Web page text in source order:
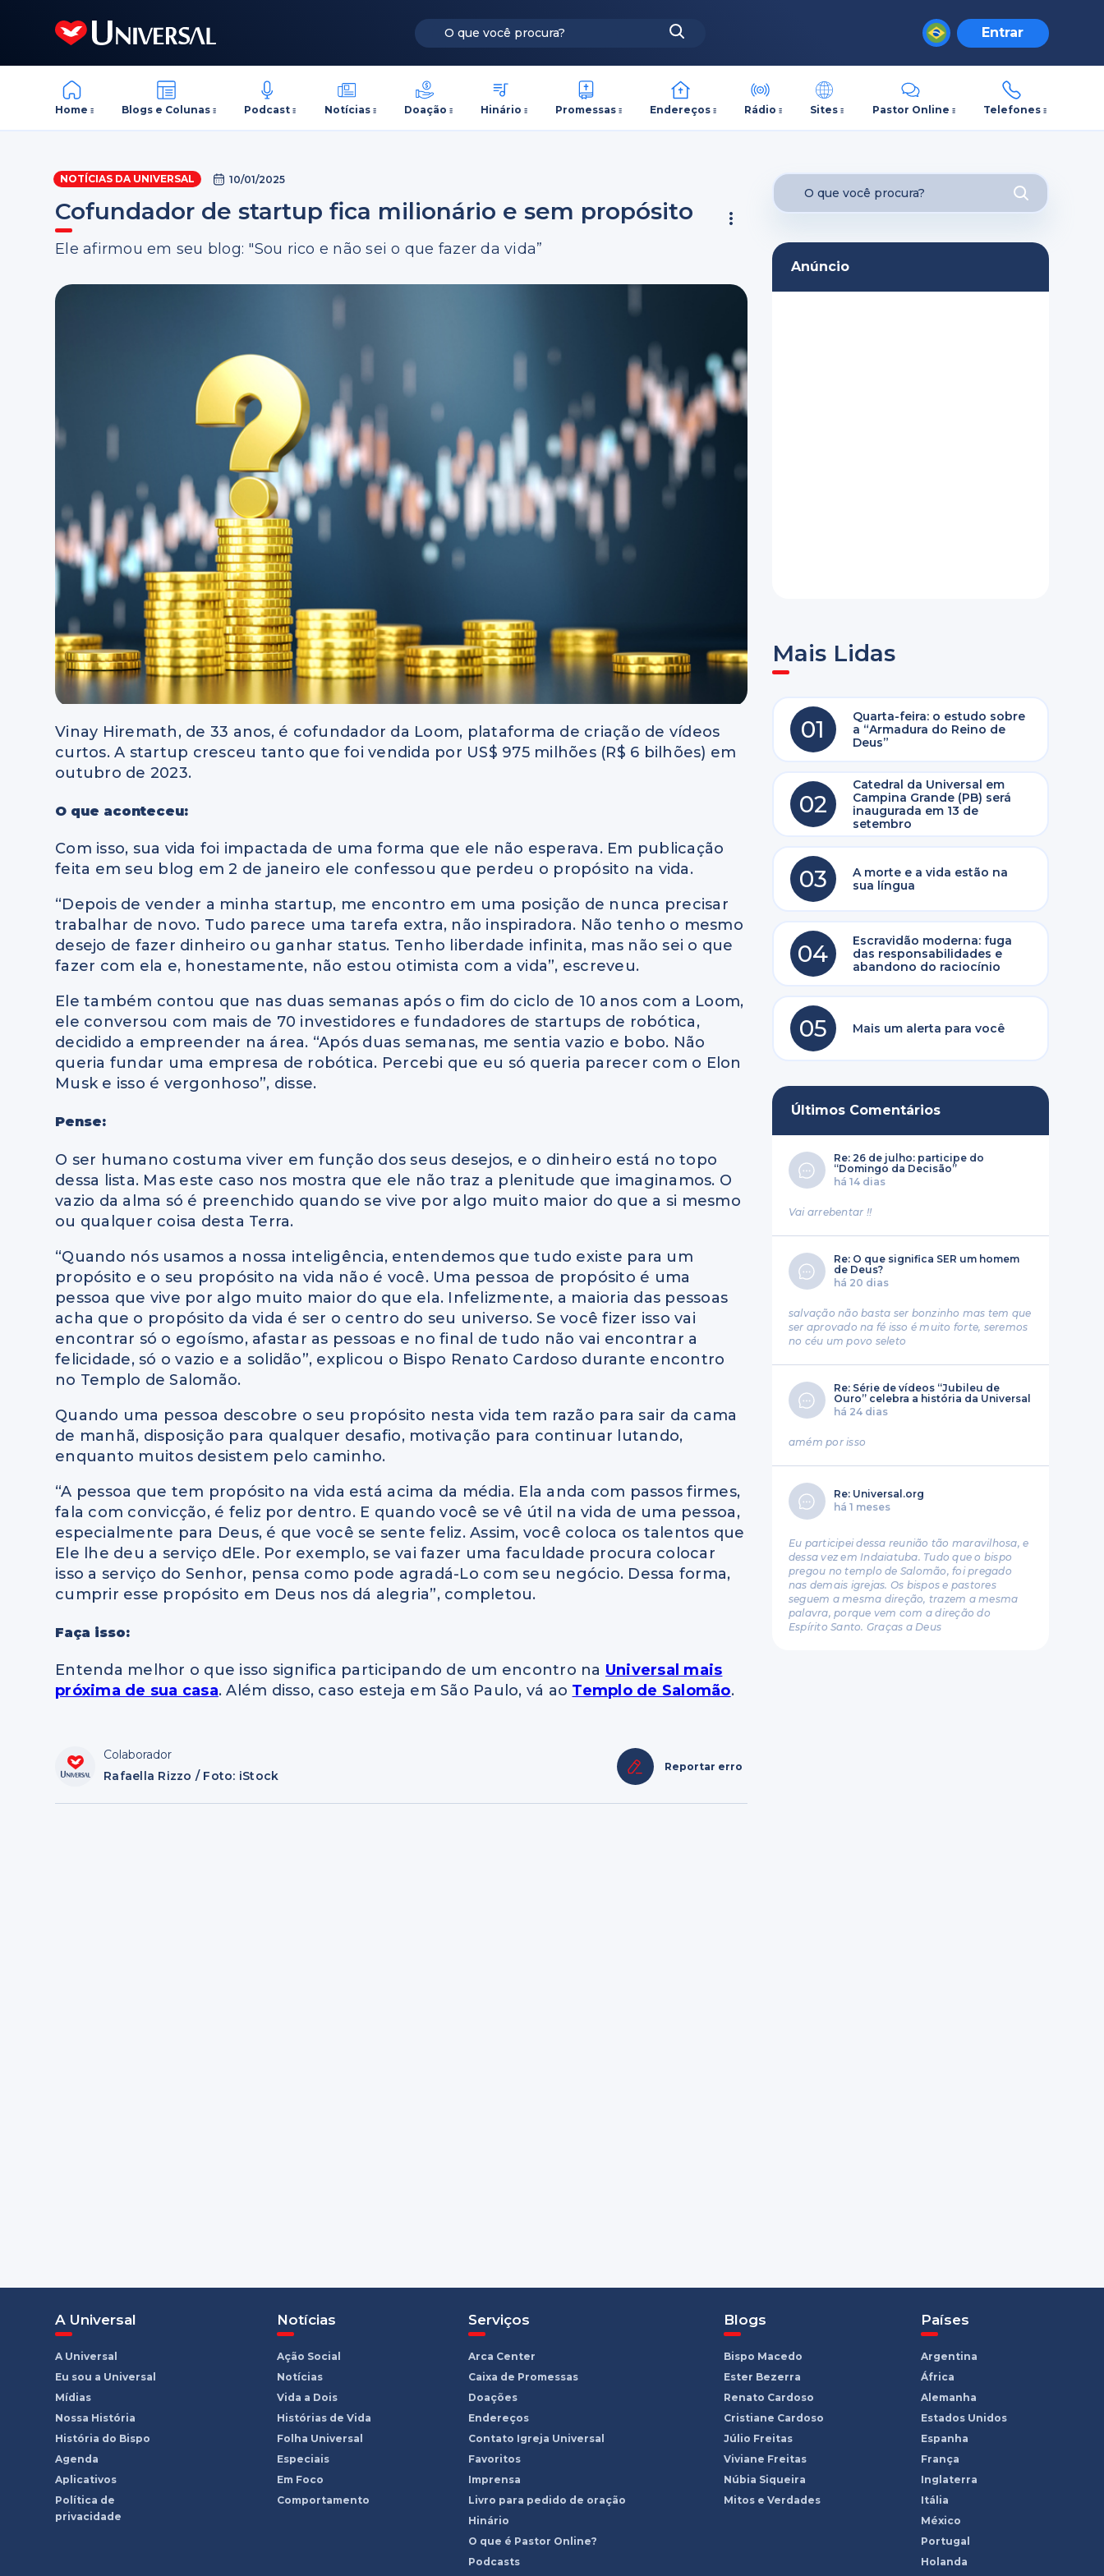
Entrar
Home Blogs e Colunas Podcast Notícias Doação Hinário Promessas Endereços Rádio Sites Pastor Online Telefones
NOTÍCIAS DA UNIVERSAL 10/01/2025
Cofundador de startup fica milionário e sem propósito
Ele afirmou em seu blog: "Sou rico e não sei o que fazer da vida”
Vinay Hiremath, de 33 anos, é cofundador da Loom, plataforma de criação de vídeos
curtos. A startup cresceu tanto que foi vendida por US$ 975 milhões (R$ 6 bilhões) em
outubro de 2023.
O que aconteceu:
Com isso, sua vida foi impactada de uma forma que ele não esperava. Em publicação
feita em seu blog em 2 de janeiro ele confessou que perdeu o propósito na vida.
“Depois de vender a minha startup, me encontro em uma posição de nunca precisar
trabalhar de novo. Tudo parece uma tarefa extra, não inspiradora. Não tenho o mesmo
desejo de fazer dinheiro ou ganhar status. Tenho liberdade infinita, mas não sei o que
fazer com ela e, honestamente, não estou otimista com a vida”, escreveu.
Ele também contou que nas duas semanas após o fim do ciclo de 10 anos com a Loom,
ele conversou com mais de 70 investidores e fundadores de startups de robótica,
decidido a empreender na área. “Após duas semanas, me sentia vazio e bobo. Não
queria fundar uma empresa de robótica. Percebi que eu só queria parecer com o Elon
Musk e isso é vergonhoso”, disse.
Pense:
O ser humano costuma viver em função dos seus desejos, e o dinheiro está no topo
dessa lista. Mas este caso nos mostra que ele não traz a plenitude que imaginamos. O
vazio da alma só é preenchido quando se vive por algo muito maior do que a si mesmo
ou qualquer coisa desta Terra.
“Quando nós usamos a nossa inteligência, entendemos que tudo existe para um
propósito e o seu propósito na vida não é você. Uma pessoa de propósito é uma
pessoa que vive por algo muito maior do que ela. Infelizmente, a maioria das pessoas
acha que o propósito da vida é ser o centro do seu universo. Se você fizer isso vai
encontrar só o egoísmo, afastar as pessoas e no final de tudo não vai encontrar a
felicidade, só o vazio e a solidão”, explicou o Bispo Renato Cardoso durante encontro
no Templo de Salomão.
Quando uma pessoa descobre o seu propósito nesta vida tem razão para sair da cama
de manhã, disposição para qualquer desafio, motivação para continuar lutando,
enquanto muitos desistem pelo caminho.
“A pessoa que tem propósito na vida está acima da média. Ela anda com passos firmes,
fala com convicção, é feliz por dentro. E quando você se vê útil na vida de uma pessoa,
especialmente para Deus, é que você se sente feliz. Assim, você coloca os talentos que
Ele lhe deu a serviço dEle. Por exemplo, se vai fazer uma faculdade procura colocar
isso a serviço do Senhor, pensa como pode agradá-Lo com seu negócio. Dessa forma,
cumprir esse propósito em Deus nos dá alegria”, completou.
Faça isso:
Entenda melhor o que isso significa participando de um encontro na Universal mais
próxima de sua casa. Além disso, caso esteja em São Paulo, vá ao Templo de Salomão.
Colaborador
Rafaella Rizzo / Foto: iStock
Reportar erro
Anúncio
Mais Lidas
01
Quarta-feira: o estudo sobre
a “Armadura do Reino de
Deus”
02
Catedral da Universal em
Campina Grande (PB) será
inaugurada em 13 de
setembro
03
A morte e a vida estão na
sua língua
04
Escravidão moderna: fuga
das responsabilidades e
abandono do raciocínio
05 Mais um alerta para você
Últimos Comentários
Re: 26 de julho: participe do
“Domingo da Decisão”
há 14 dias
Vai arrebentar !!
Re: O que significa SER um homem
de Deus?
há 20 dias
salvação não basta ser bonzinho mas tem que
ser aprovado na fé isso é muito forte, seremos
no céu um povo seleto
Re: Série de vídeos “Jubileu de
Ouro” celebra a história da Universal
há 24 dias
amém por isso
Re: Universal.org
há 1 meses
Eu participei dessa reunião tão maravilhosa, e
dessa vez em Indaiatuba. Tudo que o bispo
pregou no templo de Salomão, foi pregado
nas demais igrejas. Os bispos e pastores
seguem a mesma direção, trazem a mesma
palavra, porque vem com a direção do
Espírito Santo. Graças a Deus
A Universal
A Universal
Eu sou a Universal
Mídias
Nossa História
História do Bispo
Agenda
Aplicativos
Política de
privacidade
Notícias
Ação Social
Notícias
Vida a Dois
Histórias de Vida
Folha Universal
Especiais
Em Foco
Comportamento
Serviços
Arca Center
Caixa de Promessas
Doações
Endereços
Contato Igreja Universal
Favoritos
Imprensa
Livro para pedido de oração
Hinário
O que é Pastor Online?
Podcasts
Blogs
Bispo Macedo
Ester Bezerra
Renato Cardoso
Cristiane Cardoso
Júlio Freitas
Viviane Freitas
Núbia Siqueira
Mitos e Verdades
Países
Argentina
África
Alemanha
Estados Unidos
Espanha
França
Inglaterra
Itália
México
Portugal
Holanda